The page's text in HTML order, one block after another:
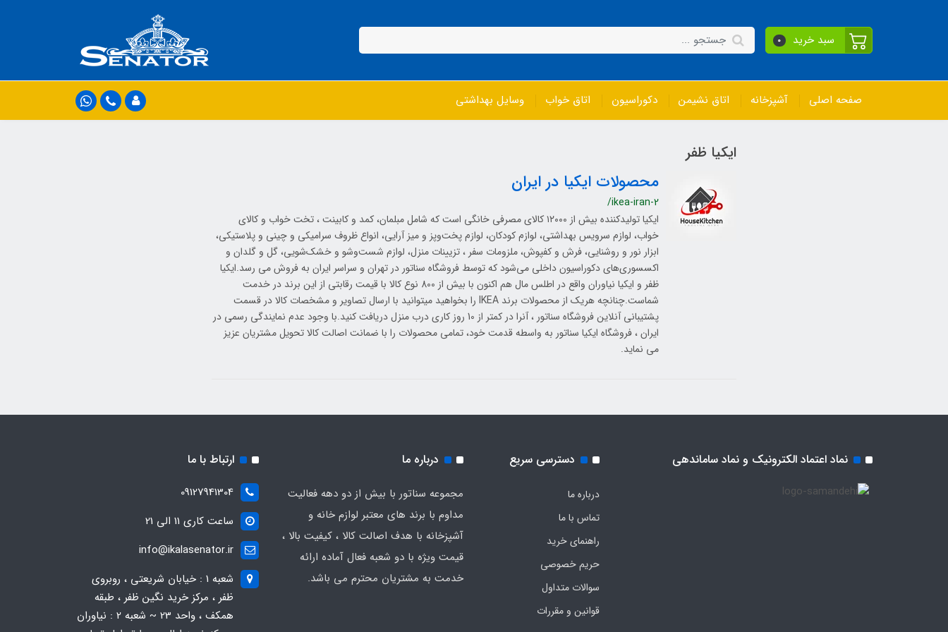
سبد خرید 0
صفحه اصلی آشپزخانه اتاق نشیمن دکوراسیون اتاق خواب وسایل بهداشتی
ایکیا ظفر
محصولات ایکیا در ایران
/ikea-iran-2
ایکیا تولیدکننده بیش از ۱۲۰۰۰ کالای مصرفی خانگی است که شامل مبلمان، کمد و کابینت ، تخت خواب و کالای
خواب، لوازم سرویس بهداشتی، لوازم کودکان، لوازم پخت‌وپز و میز آرایی، انواع ظروف سرامیکی و چینی و پلاستیکی،
ابزار نور و روشنایی، فرش و کفپوش، ملزومات سفر ، تزیینات منزل، لوازم شست‌وشو و خشک‌شویی، گل و گلدان و
اکسسوری‌های دکوراسیون داخلی می‌شود که توسط فروشگاه سناتور در تهران و سراسر ایران به فروش می رسد.ایکیا
ظفر و ایکیا نیاوران واقع در اطلس مال هم اکنون با بیش از 800 نوع کالا با قیمت رقابتی از این برند در خدمت
شماست.چنانچه هریک از محصولات برند IKEA را بخواهید میتوانید با ارسال تصاویر و مشخصات کالا در قسمت
پشتیبانی آنلاین فروشگاه سناتور ، آنرا در کمتر از 10 روز کاری درب منزل دریافت کنید.با وجود عدم نمایندگی رسمی در
ایران ، فروشگاه ایکیا سناتور به واسطه قدمت خود، تمامی محصولات را با ضمانت اصالت کالا تحویل مشتریان عزیز
می نماید.
نماد اعتماد الکترونیک و نماد ساماندهی دسترسی سریع
درباره ما
تماس با ما
راهنمای خرید
حریم خصوصی
سوالات متداول
قوانین و مقررات
درباره ما
مجموعه سناتور با بیش از دو دهه فعالیت
مداوم با برند های معتبر لوازم خانه و
آشپزخانه با هدف اصالت کالا ، کیفیت بالا ،
قیمت ویژه با دو شعبه فعال آماده ارائه
خدمت به مشتریان محترم می باشد.
ارتباط با ما
09127941304
ساعت کاری 11 الی 21
info@ikalasenator.ir
شعبه 1 : خیابان شریعتی ، روبروی
ظفر ، مرکز خرید نگین ظفر ، طبقه
همکف ، واحد 23 ~ شعبه 2 : نیاوران